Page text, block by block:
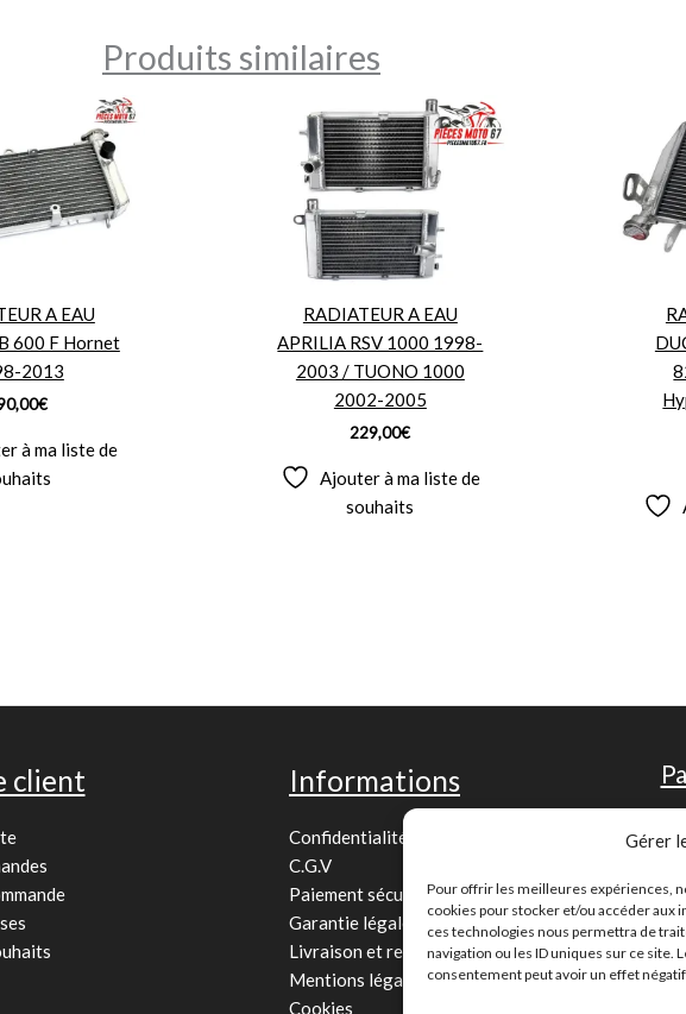
Gérer
Pour offrir les meilleures expériences,
cookies pour stocker et/ou accéder aux
ces technologies nous permettra de
navigation ou les ID uniques sur ce site.
consentement peut avoir un effet
Produits similaires
A EAU
600 F Hornet
2013
€
à ma liste de
RADIATEUR A EAU
APRILIA RSV 1000 1998-
2003 / TUONO 1000
2002-2005
229,00€
Ajouter à ma liste de
souhaits
client Informations
Confidentialité
C.G.V
Paiement sécurisé
Garantie légale
Livraison et retour
Mentions légales
Cookies